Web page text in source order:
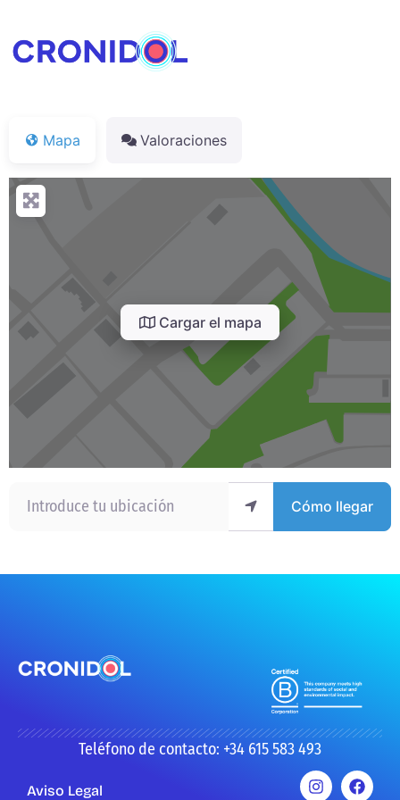
Mapa Valoraciones
Cargar el mapa
Cómo llegar
Teléfono de contacto: +34 615 583 493
Aviso Legal